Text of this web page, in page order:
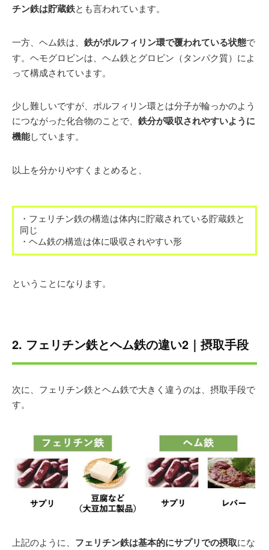
日本抗加齢医学会
MR21 点滴療法研究会
＜近年の論文発表＞
「赤ワインエキス末(レスベラトロール含有)の
における単施設二重盲検ランダム化並行群間比較試
験-」
※2017年 「鮭鼻軟骨由来プロテオグリカン含有食品の膝
並行群間比較試験-」
る効果-単施設無作為化比較二重盲検試験-」
チン鉄は貯蔵鉄とも言われています。
一方、ヘム鉄は、 鉄がポルフィリン環で覆われている状態で
す。ヘモグロビンは、ヘム鉄とグロビン（タンパク質）によ
って構成されています。
少し難しいですが、ポルフィリン環とは分子が輪っかのよう
につながった化合物のことで、 鉄分が吸収されやすいように
機能しています。
以上を分かりやすくまとめると、
・フェリチン鉄の構造は体内に貯蔵されている貯蔵鉄と
同じ
・ヘム鉄の構造は体に吸収されやすい形
ということになります。
2. フェリチン鉄とヘム鉄の違い2｜摂取手段
次に、フェリチン鉄とヘム鉄で大きく違うのは、摂取手段で
す。
上記のように、 フェリチン鉄は基本的にサプリでの摂取にな